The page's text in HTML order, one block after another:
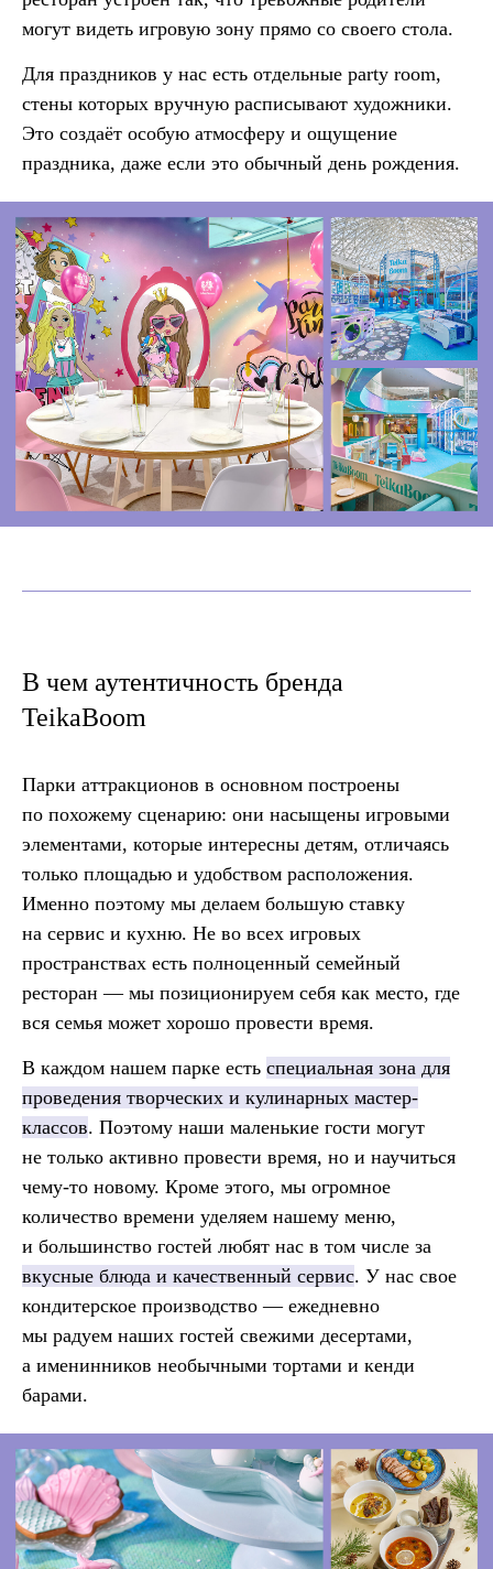
могут видеть игровую зону прямо со своего стола.
Для праздников у нас есть отдельные party room,
стены которых вручную расписывают художники.
Это создаёт особую атмосферу и ощущение
праздника, даже если это обычный день рождения.
В чем аутентичность бренда
TeikaBoom
Парки аттракционов в основном построены
по похожему сценарию: они насыщены игровыми
элементами, которые интересны детям, отличаясь
только площадью и удобством расположения.
Именно поэтому мы делаем большую ставку
на сервис и кухню. Не во всех игровых
пространствах есть полноценный семейный
ресторан — мы позиционируем себя как место, где
вся семья может хорошо провести время.
В каждом нашем парке есть специальная зона для
проведения творческих и кулинарных мастер-
классов. Поэтому наши маленькие гости могут
не только активно провести время, но и научиться
чему-то новому. Кроме этого, мы огромное
количество времени уделяем нашему меню,
и большинство гостей любят нас в том числе за
вкусные блюда и качественный сервис. У нас свое
кондитерское производство — ежедневно
мы радуем наших гостей свежими десертами,
а именинников необычными тортами и кенди
барами.